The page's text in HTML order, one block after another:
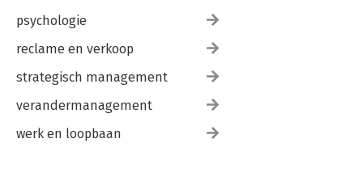
psychologie
reclame en verkoop
strategisch management
verandermanagement
werk en loopbaan